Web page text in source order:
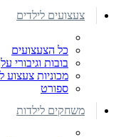
צעצועים לילדים
כל הצעצועים
בובות וגיבורי על
מכוניות צעצוע
ספורט
משחקים לילדות